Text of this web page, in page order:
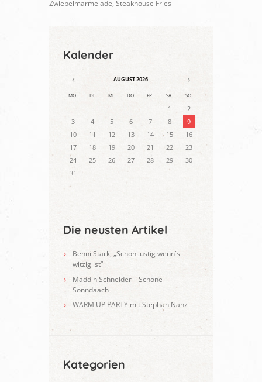
Zwiebelmarmelade, Steakhouse Fries
Kalender
AUGUST2026
MO. DI. MI. DO. FR. SA. SO.
1
2
3
4 5 6 7 8
9
10
11 12 13 14 15
16
17
18 19 20 21 22
23
24
25 26 27 28 29
30
31
Die neusten Artikel
Benni Stark, „Schon lustig wenn`s
witzig ist“
Maddin Schneider – Schöne
Sonndaach
WARM UP PARTY mit Stephan Nanz
Kategorien